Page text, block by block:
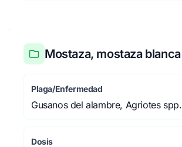
Mostaza, mostaza blanca
Plaga/Enfermedad
Gusanos del alambre, Agriotes spp.
Dosis